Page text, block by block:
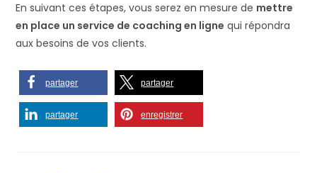
En suivant ces étapes, vous serez en mesure de mettre
en place un service de coaching en ligne qui répondra
aux besoins de vos clients.
partager partager
partager enregistrer